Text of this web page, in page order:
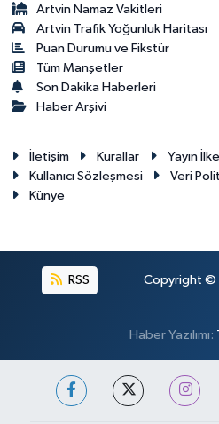
Artvin Namaz Vakitleri
Artvin Trafik Yoğunluk Haritası
Puan Durumu ve Fikstür
Tüm Manşetler
Son Dakika Haberleri
Haber Arşivi
İletişim Kurallar Yayın
Kullanıcı Sözleşmesi
Veri
Künye
RSS Copyright ©
Haber Yazılımı: